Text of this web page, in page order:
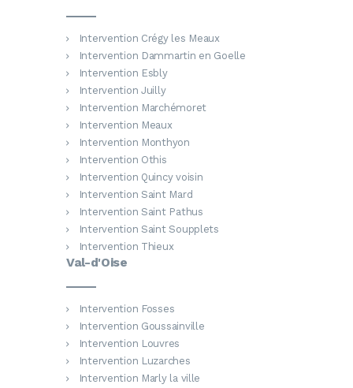
Intervention Crégy les Meaux
Intervention Dammartin en Goelle
Intervention Esbly
Intervention Juilly
Intervention Marchémoret
Intervention Meaux
Intervention Monthyon
Intervention Othis
Intervention Quincy voisin
Intervention Saint Mard
Intervention Saint Pathus
Intervention Saint Soupplets
Intervention Thieux
Val-d'Oise
Intervention Fosses
Intervention Goussainville
Intervention Louvres
Intervention Luzarches
Intervention Marly la ville